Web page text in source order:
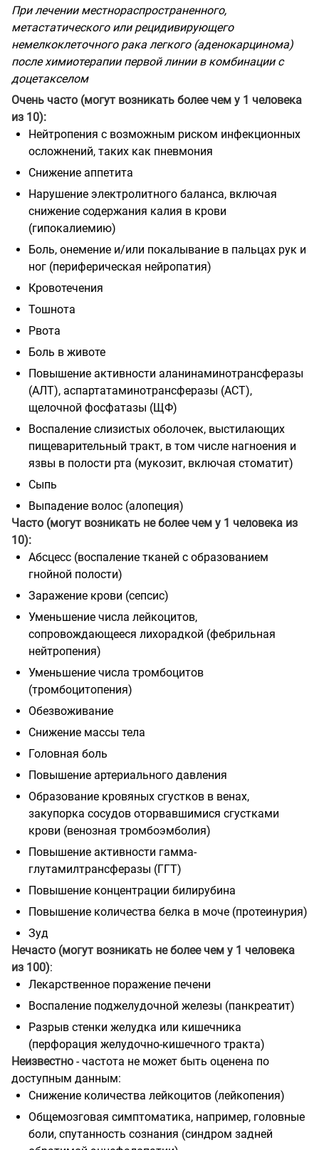
При лечении местнораспространенного,
метастатического или рецидивирующего
немелкоклеточного рака легкого (аденокарцинома)
после химиотерапии первой линии в комбинации с
доцетакселом
Очень часто (могут возникать более чем у 1 человека
из 10):
Нейтропения с возможным риском инфекционных
осложнений, таких как пневмония
Снижение аппетита
Нарушение электролитного баланса, включая
снижение содержания калия в крови
(гипокалиемию)
Боль, онемение и/или покалывание в пальцах рук и
ног (периферическая нейропатия)
Кровотечения
Тошнота
Рвота
Боль в животе
Повышение активности аланинаминотрансферазы
(АЛТ), аспартатаминотрансферазы (АСТ),
щелочной фосфатазы (ЩФ)
Воспаление слизистых оболочек, выстилающих
пищеварительный тракт, в том числе нагноения и
язвы в полости рта (мукозит, включая стоматит)
Сыпь
Выпадение волос (алопеция)
Часто (могут возникать не более чем у 1 человека из
10):
Абсцесс (воспаление тканей с образованием
гнойной полости)
Заражение крови (сепсис)
Уменьшение числа лейкоцитов,
сопровождающееся лихорадкой (фебрильная
нейтропения)
Уменьшение числа тромбоцитов
(тромбоцитопения)
Обезвоживание
Снижение массы тела
Головная боль
Повышение артериального давления
Образование кровяных сгустков в венах,
закупорка сосудов оторвавшимися сгустками
крови (венозная тромбоэмболия)
Повышение активности гамма-
глутамилтрансферазы (ГГТ)
Повышение концентрации билирубина
Повышение количества белка в моче (протеинурия)
Зуд
Нечасто (могут возникать не более чем у 1 человека
из 100):
Лекарственное поражение печени
Воспаление поджелудочной железы (панкреатит)
Разрыв стенки желудка или кишечника
(перфорация желудочно-кишечного тракта)
Неизвестно - частота не может быть оценена по
доступным данным:
Снижение количества лейкоцитов (лейкопения)
Общемозговая симптоматика, например, головные
боли, спутанность сознания (синдром задней